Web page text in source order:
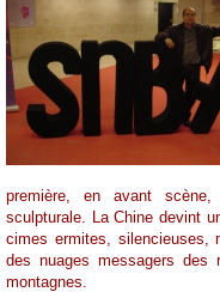
première, en avant scène,
sculpturale. La Chine devint
cimes ermites, silencieuses,
des nuages messagers des
montagnes.